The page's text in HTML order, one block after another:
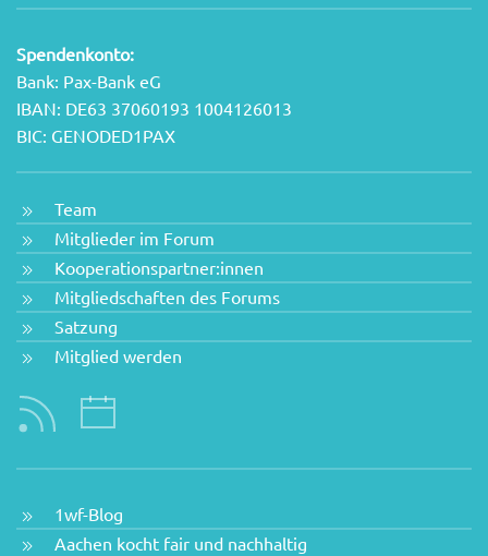
Spendenkonto:
Bank: Pax-Bank eG
IBAN: DE63 37060193 1004126013
BIC: GENODED1PAX
Team
Mitglieder im Forum
Kooperationspartner:innen
Mitgliedschaften des Forums
Satzung
Mitglied werden
1wf-Blog
Aachen kocht fair und nachhaltig